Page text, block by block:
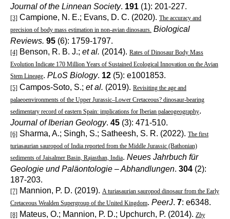
Journal of the Linnean Society. 191 (1): 201-227.
[3] Campione, N. E.; Evans, D. C. (2020). The accuracy and
precision of body mass estimation in non-avian dinosaurs. Biological
Reviews. 95 (6): 1759-1797.
[4] Benson, R. B. J.; et al. (2014). Rates of Dinosaur Body Mass
Evolution Indicate 170 Million Years of Sustained Ecological Innovation on the Avian
Stem Lineage. PLoS Biology. 12 (5): e1001853.
[5] Campos-Soto, S.; et al. (2019). Revisiting the age and
palaeoenvironments of the Upper Jurassic–Lower Cretaceous? dinosaur-bearing
sedimentary record of eastern Spain: implications for Iberian palaeogeography.
Journal of Iberian Geology. 45 (3): 471-510.
[6] Sharma, A.; Singh, S.; Satheesh, S. R. (2022). The first
turiasaurian sauropod of India reported from the Middle Jurassic (Bathonian)
sediments of Jaisalmer Basin, Rajasthan, India. Neues Jahrbuch für
Geologie und Paläontologie – Abhandlungen. 304 (2):
187-203.
[7] Mannion, P. D. (2019). A turiasaurian sauropod dinosaur from the Early
Cretaceous Wealden Supergroup of the United Kingdom. PeerJ. 7: e6348.
[8] Mateus, O.; Mannion, P. D.; Upchurch, P. (2014). Zby